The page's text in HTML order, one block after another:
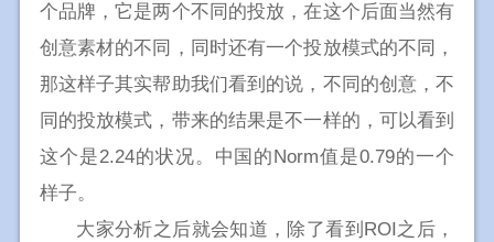
个品牌，它是两个不同的投放，在这个后面当然有
创意素材的不同，同时还有一个投放模式的不同，
那这样子其实帮助我们看到的说，不同的创意，不
同的投放模式，带来的结果是不一样的，可以看到
这个是2.24的状况。中国的Norm值是0.79的一个
样子。
大家分析之后就会知道，除了看到ROI之后，